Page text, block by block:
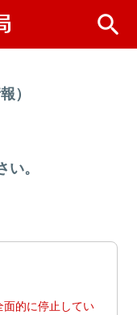
）
。
的に停止してい